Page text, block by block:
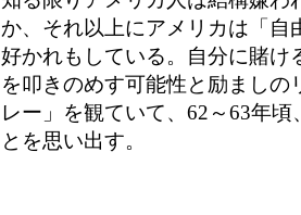
か、それ以上にアメリカは「自
好かれもしている。自分に賭け
を叩きのめす可能性と励まし
レー」を観ていて、62～63年
とを思い出す。